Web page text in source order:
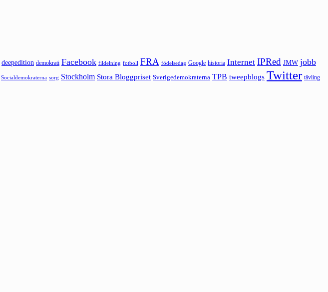
deepedition demokrati Facebook fildelning fotboll FRA födelsedag Google historia Internet IPRed JMW jobb
Socialdemokraterna sorg Stockholm Stora Bloggpriset Sverigedemokraterna TPB tweepblogs Twitter tävling